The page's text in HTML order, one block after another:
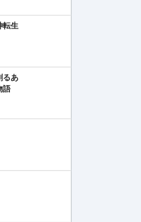
転生
るあ
語